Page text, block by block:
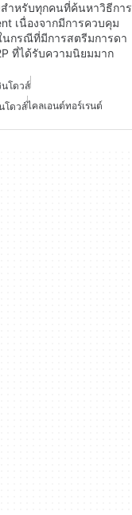
สำหรับทุกคนที่ค้นหาวิธีการ
เนื่องจากมีการควบคุม
กรณีที่มีการสตรีมการดา
ที่ได้รับความนิยมมาก
นโดวส์
โดวส์ไคลเอนต์ทอร์เรนต์